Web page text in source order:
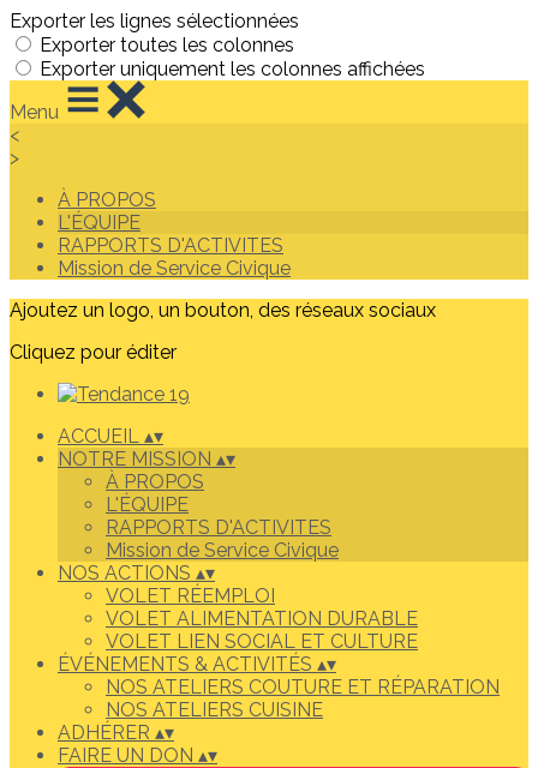
Exporter les lignes sélectionnées
Exporter toutes les colonnes
Exporter uniquement les colonnes affichées
Menu
<
>
À PROPOS
L'ÉQUIPE
RAPPORTS D'ACTIVITES
Mission de Service Civique
Ajoutez un logo, un bouton, des réseaux sociaux
Cliquez pour éditer
ACCUEIL ▴▾
NOTRE MISSION ▴▾
À PROPOS
L'ÉQUIPE
RAPPORTS D'ACTIVITES
Mission de Service Civique
NOS ACTIONS ▴▾
VOLET RÉEMPLOI
VOLET ALIMENTATION DURABLE
VOLET LIEN SOCIAL ET CULTURE
ÉVÉNEMENTS & ACTIVITÉS ▴▾
NOS ATELIERS COUTURE ET RÉPARATION
NOS ATELIERS CUISINE
ADHÉRER ▴▾
FAIRE UN DON ▴▾